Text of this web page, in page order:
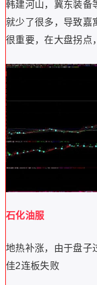
韩建河山，冀东装备
就少了很多，导致嘉
很重要，在大盘拐点
石化油服
地热补涨，由于盘子
佳2连板失败